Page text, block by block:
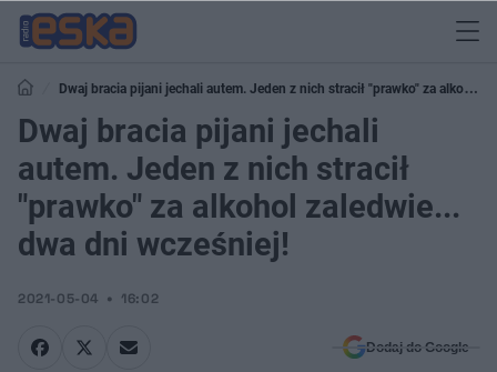
Dwaj bracia pijani jechali autem. Jeden z nich stracił "prawko" za alkohol
zaledwie... dwa dni wcześniej!
Dwaj bracia pijani jechali
autem. Jeden z nich stracił
"prawko" za alkohol zaledwie...
dwa dni wcześniej!
2021-05-04 16:02
Dodaj do Google